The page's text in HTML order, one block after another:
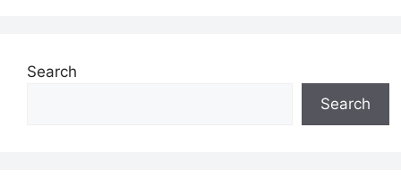
Search
Search